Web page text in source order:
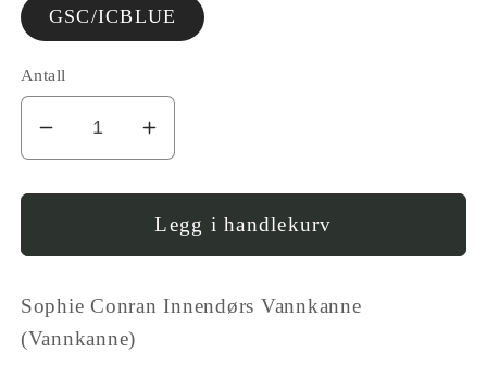
GSC/ICBLUE
Antall
Error:
Missing
interpolation
value
for
&quot;Reduser
Øk
antallet
for
SC
Innendørs
-
Legg i handlekurv
Sophie Conran Innendørs Vannkanne
(Vannkanne)